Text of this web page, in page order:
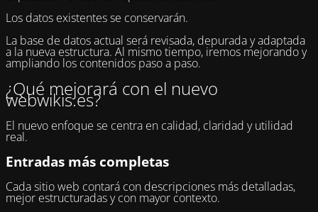
Los datos existentes se conservarán.
La base de datos actual será revisada, depurada y adaptada
a la nueva estructura. Al mismo tiempo, iremos mejorando y
ampliando los contenidos paso a paso.
¿Qué mejorará con el nuevo
webwikis.es?
El nuevo enfoque se centra en calidad, claridad y utilidad
real.
Entradas más completas
Cada sitio web contará con descripciones más detalladas,
mejor estructuradas y con mayor contexto.